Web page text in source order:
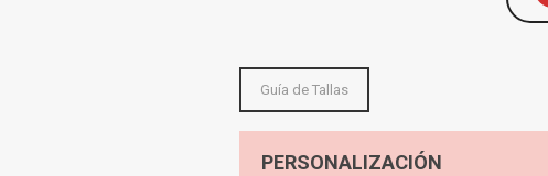
Guía de Tallas
PERSONALIZACIÓN